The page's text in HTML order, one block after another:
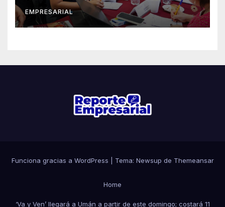
EMPRESARIAL
Funciona gracias a WordPress Tema: Newsup de Themeansar
Home
‘Va y Ven’ llegará a Umán a partir de este domingo; costará 11